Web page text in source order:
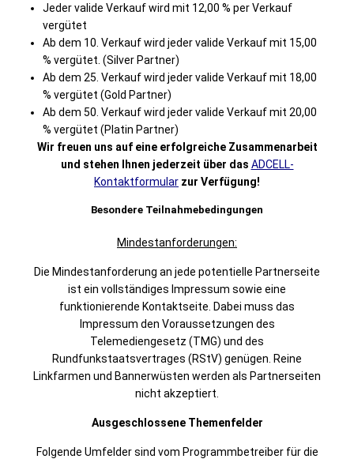
Jeder valide Verkauf wird mit 12,00 % per Verkauf
vergütet
Ab dem 10. Verkauf wird jeder valide Verkauf mit 15,00
% vergütet. (Silver Partner)
Ab dem 25. Verkauf wird jeder valide Verkauf mit 18,00
% vergütet (Gold Partner)
Ab dem 50. Verkauf wird jeder valide Verkauf mit 20,00
% vergütet (Platin Partner)
Wir freuen uns auf eine erfolgreiche Zusammenarbeit
und stehen Ihnen jederzeit über das ADCELL-
Kontaktformular zur Verfügung!
Besondere Teilnahmebedingungen
Mindestanforderungen:
Die Mindestanforderung an jede potentielle Partnerseite
ist ein vollständiges Impressum sowie eine
funktionierende Kontaktseite. Dabei muss das
Impressum den Voraussetzungen des
Telemediengesetz (TMG) und des
Rundfunkstaatsvertrages (RStV) genügen. Reine
Linkfarmen und Bannerwüsten werden als Partnerseiten
nicht akzeptiert.
Ausgeschlossene Themenfelder
Folgende Umfelder sind vom Programmbetreiber für die